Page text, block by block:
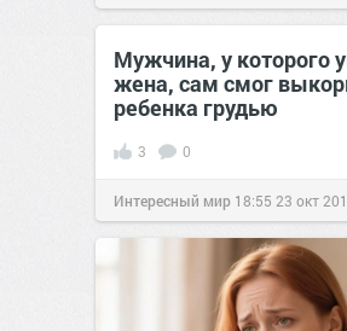
Мужчина, у которого
жена, сам смог
ребенка грудью
3 0
Интересный мир 18:55 23 окт